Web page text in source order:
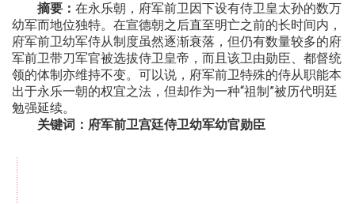
摘要： 在永乐朝，府军前卫因下设有侍卫皇太孙的数万
幼军而地位独特。在宣德朝之后直至明亡之前的长时间内，
府军前卫幼军侍从制度虽然逐渐衰落，但仍有数量较多的府
军前卫带刀军官被选拔侍卫皇帝，而且该卫由勋臣、都督统
领的体制亦维持不变。可以说，府军前卫特殊的侍从职能本
出于永乐一朝的权宜之法，但却作为一种“祖制”被历代明廷
勉强延续。
关键词：府军前卫宫廷侍卫幼军幼官勋臣